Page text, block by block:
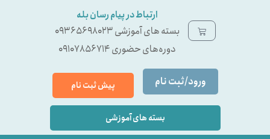
ارتباط در پیام رسان بله
بسته ‌های آموزشی 09365698023
دوره‌های حضوری 09107856714
ورود/ثبت نام پیش ثبت نام
بسته های آموزشی